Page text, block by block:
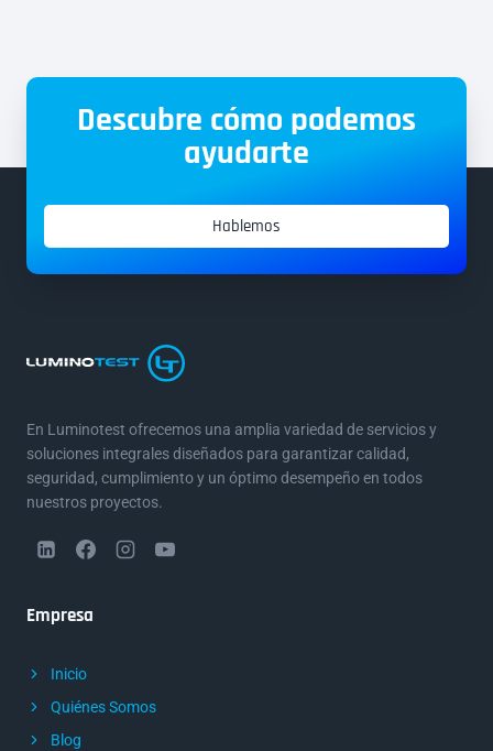
Descubre cómo podemos
ayudarte
Hablemos
En Luminotest ofrecemos una amplia variedad de servicios y
soluciones integrales diseñados para garantizar calidad,
seguridad, cumplimiento y un óptimo desempeño en todos
nuestros proyectos.
Empresa
Inicio
Quiénes Somos
Blog